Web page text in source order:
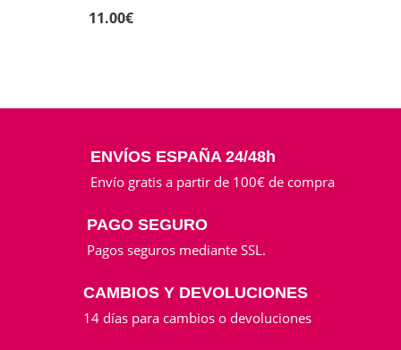
11.00€
ENVÍOS ESPAÑA 24/48h
Envío gratis a partir de 100€ de compra
PAGO SEGURO
Pagos seguros mediante SSL.
CAMBIOS Y DEVOLUCIONES
14 días para cambios o devoluciones